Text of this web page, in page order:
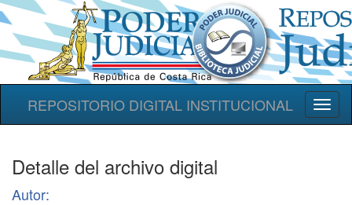
REPOSITORIO DIGITAL INSTITUCIONAL
Detalle del archivo digital
Autor: